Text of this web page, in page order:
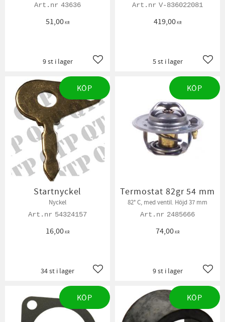
43636
51,00KR
Lägg till i favoriter
9 st i lager
V-836022081
419,00KR
5 st i lager
Startnyckel
Nyckel
54324157
16,00KR
Lägg till i favoriter
34 st i lager
KÖP
Termostat 82gr 54 mm
82° C, med ventil. Höjd 37 mm
2485666
74,00KR
9 st i lager
KÖP
KÖP KÖP